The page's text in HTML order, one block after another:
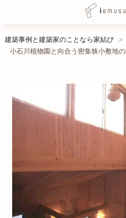
to
content
建築事例と建築家のことなら家結び >
小石川植物園と向合う密集狭小敷地